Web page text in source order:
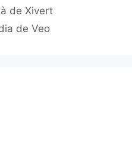
de Xivert
de Veo